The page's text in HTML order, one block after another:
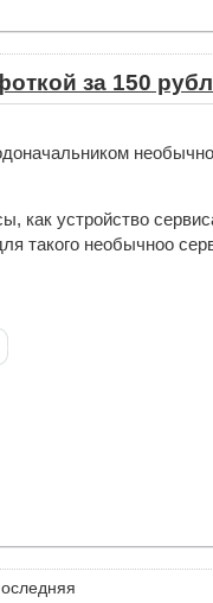
за 150
как устройство
такого необычноо